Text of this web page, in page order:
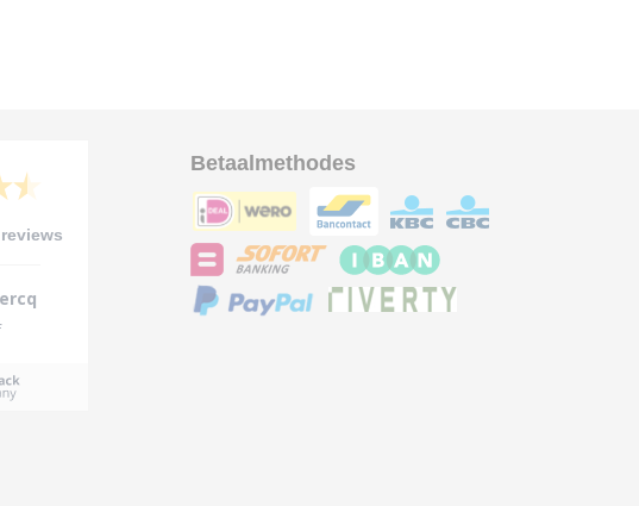
Betaalmethodes